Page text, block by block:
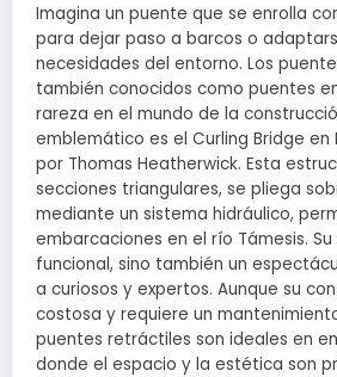
Imagina un puente que se enrolla
para dejar paso a barcos o
necesidades del entorno. Los
también conocidos como puentes
rareza en el mundo de la
emblemático es el Curling Bridge en
por Thomas Heatherwick. Esta
secciones triangulares, se pliega
mediante un sistema hidráulico,
embarcaciones en el río Támesis.
funcional, sino también un
a curiosos y expertos. Aunque su
costosa y requiere un
puentes retráctiles son ideales en
donde el espacio y la estética son